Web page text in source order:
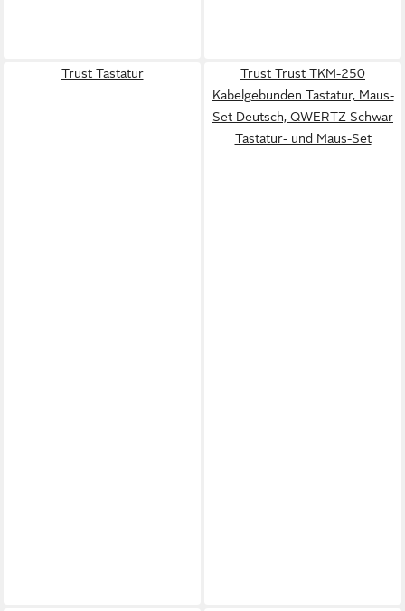
Trust Tastatur
Trust Trust TKM-250
Kabelgebunden Tastatur, Maus-
Set Deutsch, QWERTZ Schwar
Tastatur- und Maus-Set